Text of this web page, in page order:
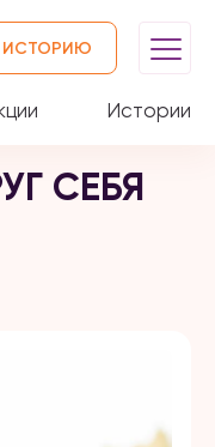
Истории
ИСТОРИЮ
СЕБЯ